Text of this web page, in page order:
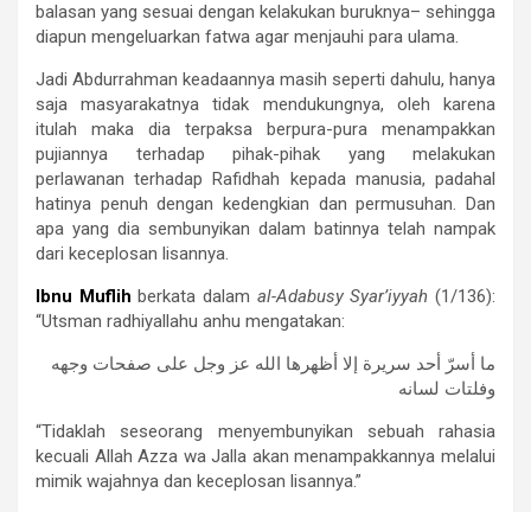
balasan yang sesuai dengan kelakukan buruknya– sehingga
diapun mengeluarkan fatwa agar menjauhi para ulama.
Jadi Abdurrahman keadaannya masih seperti dahulu, hanya
saja masyarakatnya tidak mendukungnya, oleh karena
itulah maka dia terpaksa berpura-pura menampakkan
pujiannya terhadap pihak-pihak yang melakukan
perlawanan terhadap Rafidhah kepada manusia, padahal
hatinya penuh dengan kedengkian dan permusuhan. Dan
apa yang dia sembunyikan dalam batinnya telah nampak
dari keceplosan lisannya.
Ibnu Muflih berkata dalam al-Adabusy Syar’iyyah (1/136):
“Utsman radhiyallahu anhu mengatakan:
ما أسرّ أحد سريرة إلا أظهرها الله عز وجل على صفحات وجهه
وفلتات لسانه
“Tidaklah seseorang menyembunyikan sebuah rahasia
kecuali Allah Azza wa Jalla akan menampakkannya melalui
mimik wajahnya dan keceplosan lisannya.”